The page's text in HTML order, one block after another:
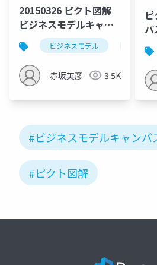
20150326 ピクト図解
ビジネスモデルキャン
バス入門_v1.1（eLV様
主催）
ビジネスモデル ビジネ
赤坂英彦 3.5K
バ
#ビジネスモデルキャンバ
#ピクト図解